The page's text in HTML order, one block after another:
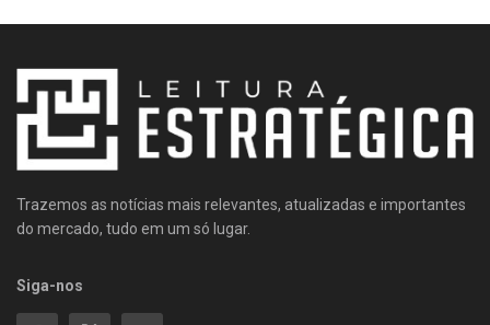
Trazemos as notícias mais relevantes, atualizadas e importantes
do mercado, tudo em um só lugar.
Siga-nos